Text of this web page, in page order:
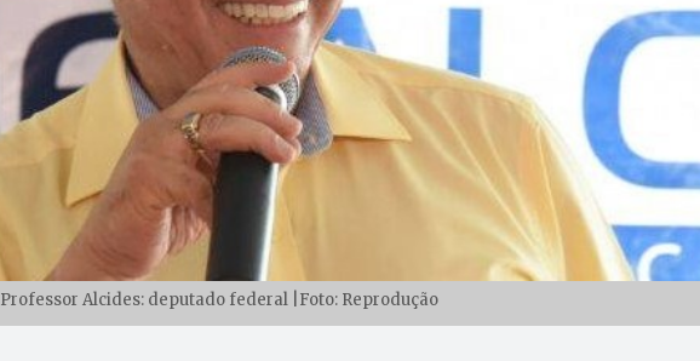
Professor Alcides: deputado federal |Foto: Reprodução